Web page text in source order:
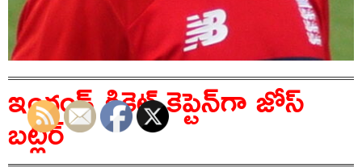
ఇంగ్లండ్‌ క్రికెట్‌ కెప్టెన్‌గా జోస్‌
బట్లర్‌